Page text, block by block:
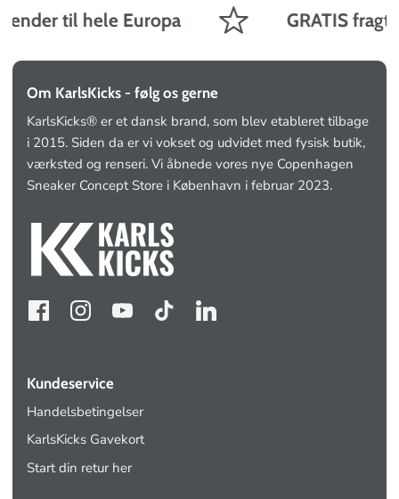
til hele Europa GRATIS fragt
Om KarlsKicks - følg os gerne
KarlsKicks® er et dansk brand, som blev etableret tilbage
i 2015. Siden da er vi vokset og udvidet med fysisk butik,
værksted og renseri. Vi åbnede vores nye Copenhagen
Sneaker Concept Store i København i februar 2023.
Kundeservice
Handelsbetingelser
KarlsKicks Gavekort
Start din retur her